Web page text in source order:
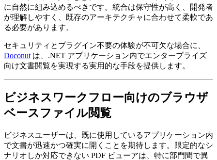
に自然に組み込めるべきです。統合は保守性が高く、開発者
が理解しやすく、既存のアーキテクチャに合わせて柔軟であ
る必要があります。
セキュリティとプラグイン不要の体験が不可欠な場合に、
Doconut は、.NET アプリケーション内でエンタープライズ
向け文書閲覧を実現する実用的な手段を提供します。
ビジネスワークフロー向けのブラウザ
ベースファイル閲覧
ビジネスユーザーは、既に使用しているアプリケーション内
で文書が迅速かつ確実に開くことを期待します。限定的なシ
ナリオしか対応できない PDF ビューアは、特に部門間で異